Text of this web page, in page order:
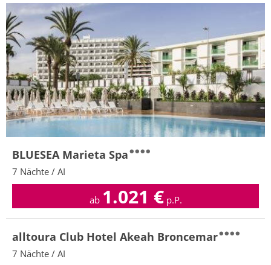
BLUESEA Marieta Spa
7 Nächte / AI
ab 1.021 € p.P.
alltoura Club Hotel Akeah Broncemar
7 Nächte / AI